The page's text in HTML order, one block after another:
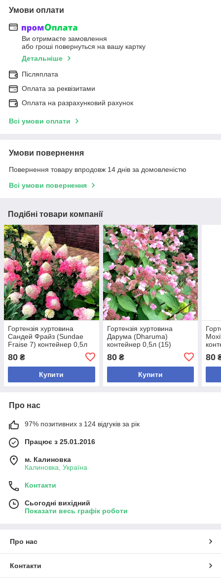
Умови оплати
Ви отримаєте замовлення
або гроші повернуться на вашу картку
Детальніше
Післяплата
Оплата за реквізитами
Оплата на разрахунковий рахунок
Всі умови оплати
Умови повернення
Повернення товару впродовж 14 днів за домовленістю
Всі умови повернення
Подібні товари компанії
Гортензія хуртовина
Сандей Фрайз (Sundae
Fraise 7) контейнер 0,5л
80 ₴
Купити
Гортензія хуртовина
Дарума (Dharuma)
контейнер 0,5л (15)
80₴
Купити
80
Про нас
97% позитивних з 124 відгуків за рік
Працює з 25.01.2016
м. Калиновка
Калиновка, Україна
Контакти
Сьогодні вихідний
Показати весь графік роботи
Про нас
Контакти